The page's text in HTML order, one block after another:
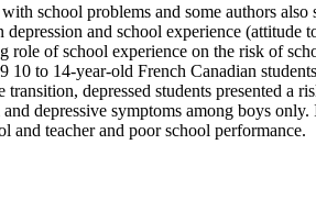
school problems and some authors
and school experience
of school experience on the risk of
to 14-year-old French Canadian
depressed students presented a
depressive symptoms among boys
and teacher and poor school performance.